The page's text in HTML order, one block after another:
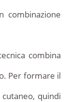
combinazione
combina
Per formare il
quindi